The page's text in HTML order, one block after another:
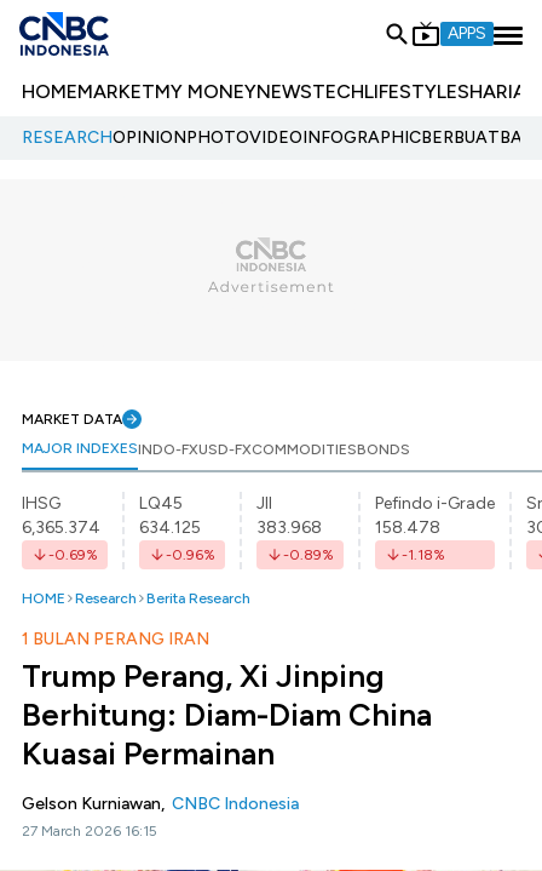
APPS
HOMEMARKETMY MONEYNEWSTECHLIFESTYLESHARIA
RESEARCHOPINIONPHOTOVIDEOINFOGRAPHIC
MARKET DATA
MAJOR INDEXESINDO-FXUSD-FXCOMMODITIESBONDS
IHSG
6,365.374
-0.69%
LQ45
634.125
-0.96%
JII
383.968
-0.89%
Pefindo i-Grade
158.478
-1.18%
HOME Research Berita Research
1 BULAN PERANG IRAN
Trump Perang, Xi Jinping
Berhitung: Diam-Diam China
Kuasai Permainan
Gelson Kurniawan, CNBC Indonesia
27 March 2026 16:15